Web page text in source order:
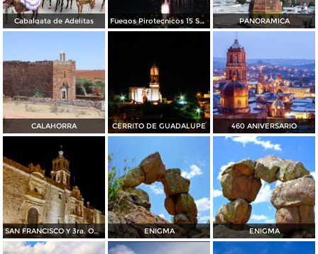
Cabalgata de Adelitas Fuegos Pirotecnicos 15 Septiembre, en Sombrerete. PANORAMICA
CALAHORRA CERRITO DE GUADALUPE 460 ANIVERSARIO
SAN FRANCISCO Y 3ra. ORDEN ENIGMA ENIGMA